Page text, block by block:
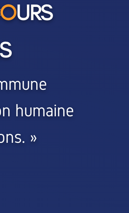
OURS
humaine
»